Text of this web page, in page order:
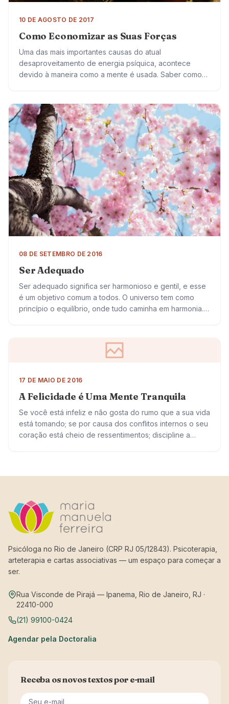
10 DE AGOSTO DE 2017
Como Economizar as Suas Forças
Uma das mais importantes causas do atual
desaproveitamento de energia psíquica, acontece
devido à maneira como a mente é usada. Saber como
08 DE SETEMBRO DE 2016
Ser Adequado
Ser adequado significa ser harmonioso e gentil, e esse
é um objetivo comum a todos. O universo tem como
princípio o equilíbrio, onde tudo caminha em harmonia.
17 DE MAIO DE 2016
A Felicidade é Uma Mente Tranquila
Se você está infeliz e não gosta do rumo que a sua vida
está tomando; se por causa dos conflitos internos o seu
coração está cheio de ressentimentos; discipline a…
Psicóloga no Rio de Janeiro (CRP RJ 05/12843). Psicoterapia,
arteterapia e cartas associativas — um espaço para começar a
ser.
Rua Visconde de Pirajá — Ipanema, Rio de Janeiro, RJ ·
22410-000
(21) 99100-0424
Agendar pela Doctoralia
Receba os novos textos por e-mail
Seu e-mail